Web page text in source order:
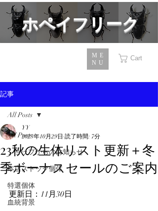
​ホペイフリーク
ME
NU
Cart
記事
All Posts
ショップからのお知らせ
本店ストック個体
特選個体
血統背景
All Posts
23秋の生体リスト更新＋冬
季ボーナスセールのご案内
YY
2023年10月29日 読了時間: 7分
更新日：11月30日